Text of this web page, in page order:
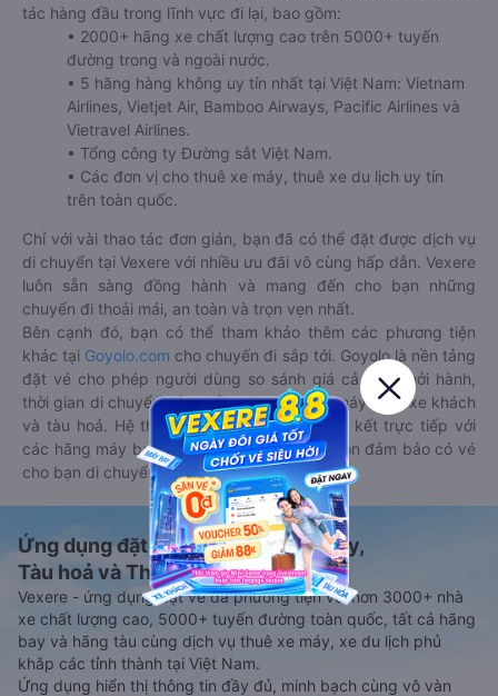
tác hàng đầu trong lĩnh vực đi lại, bao gồm:
• 2000+ hãng xe chất lượng cao trên 5000+ tuyến
đường trong và ngoài nước.
• 5 hãng hàng không uy tín nhất tại Việt Nam: Vietnam
Airlines, Vietjet Air, Bamboo Airways, Pacific Airlines và
Vietravel Airlines.
• Tổng công ty Đường sắt Việt Nam.
• Các đơn vị cho thuê xe máy, thuê xe du lịch uy tín
trên toàn quốc.
Chỉ với vài thao tác đơn giản, bạn đã có thể đặt được dịch vụ
di chuyển tại Vexere với nhiều ưu đãi vô cùng hấp dẫn. Vexere
luôn sẵn sàng đồng hành và mang đến cho bạn những
chuyến đi thoải mái, an toàn và trọn vẹn nhất.
Bên cạnh đó, bạn có thể tham khảo thêm các phương tiện
khác tại Goyolo.com cho chuyến đi sắp tới. Goyolo là nền tảng
đặt vé cho phép người dùng so sánh giá cả, giờ khởi hành,
thời gian di chuyển của nhiều phương tiện máy bay, xe khách
và tàu hoả. Hệ thống của Goyolo được liên kết trực tiếp với
các hãng máy bay, xe khách và tàu hoả, luôn đảm bảo có vé
cho bạn di chuyển.
Ứng dụng đặt vé Xe khách, Máy bay,
Tàu hoả và Thuê xe
Vexere - ứng dụng đặt vé đa phương tiện với hơn 3000+ nhà
xe chất lượng cao, 5000+ tuyến đường toàn quốc, tất cả hãng
bay và hãng tàu cùng dịch vụ thuê xe máy, xe du lịch phủ
khắp các tỉnh thành tại Việt Nam.
Ứng dụng hiển thị thông tin đầy đủ, minh bạch cùng vô vàn